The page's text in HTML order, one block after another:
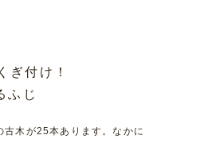
ぎ付け！
ふじ
古木が25本あります。なかに